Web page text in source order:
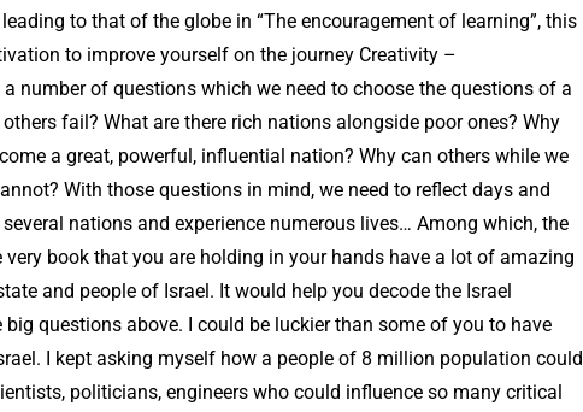
to that of the globe in “The encouragement of learning”, this
to improve yourself on the journey Creativity –
number of questions which we need to choose the questions of a
fail? What are there rich nations alongside poor ones? Why
a great, powerful, influential nation? Why can others while we
With those questions in mind, we need to reflect days and
nations and experience numerous lives… Among which, the
book that you are holding in your hands have a lot of amazing
and people of Israel. It would help you decode the Israel
questions above. I could be luckier than some of you to have
I kept asking myself how a people of 8 million population could
politicians, engineers who could influence so many critical